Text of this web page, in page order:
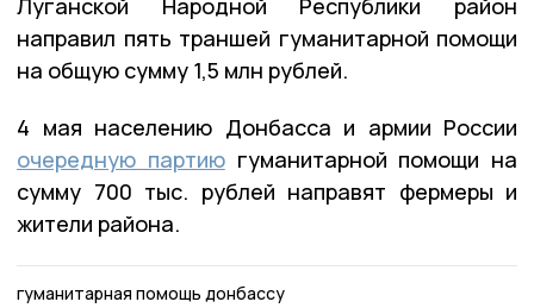
Луганской Народной Республики район
направил пять траншей гуманитарной помощи
на общую сумму 1,5 млн рублей.
4 мая населению Донбасса и армии России
очередную партиюгуманитарной помощи на
сумму 700 тыс. рублей направят фермеры и
жители района.
гуманитарная помощь донбассу